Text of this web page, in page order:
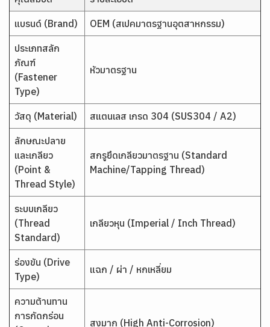
แบรนด์ (Brand) OEM (สเปคมาตรฐานอุตสาหกรรม)
ประเภทสลัก
ภัณฑ์
(Fastener
Type)
หัวมาตรฐาน
วัสดุ (Material) สแตนเลส เกรด 304 (SUS304 / A2)
ลักษณะปลาย
และเกลียว
(Point &
Thread Style)
สกรูยึดเกลียวมาตรฐาน (Standard
Machine/Tapping Thread)
ระบบเกลียว
(Thread
Standard)
เกลียวหุน (Imperial / Inch Thread)
ร่องขัน (Drive
Type)
แฉก / ผ่า / หกเหลี่ยม
ความต้านทาน
การกัดกร่อน
สูงมาก (High Anti-Corrosion)